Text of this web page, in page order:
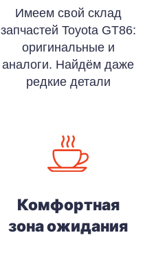
Имеем свой склад
запчастей Toyota GT86:
оригинальные и
аналоги. Найдём даже
редкие детали
Комфортная
зона ожидания